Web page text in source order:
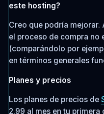
este
Creo que podría mejorar.
el proceso de compra no
(comparándolo por
en términos generales
Planes y precios
Los planes de precios de
2.99 al mes en tu